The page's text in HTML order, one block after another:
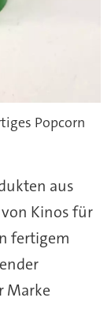
Popcorn
aus
Kinos für
fertigem
Marke